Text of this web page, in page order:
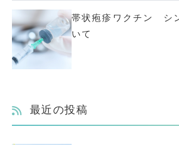
帯状疱疹ワクチン シ
いて
最近の投稿